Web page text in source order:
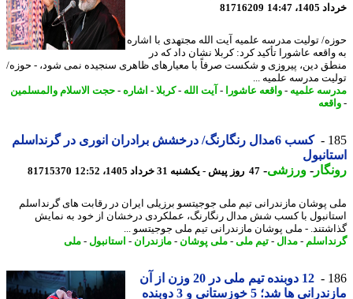
14:47
81716209
تولیت مدرسه علمیه آیت الله مجتهدی با اشاره
عاشورا تأکید کرد: کربلا نشان داد که در
دین، پیروزی و شکست صرفاً با معیارهای ظاهری سنجیده نمی شود، - حوزه/
مدرسه علمیه ...
علمیه-واقعه عاشورا-آیت الله-کربلا- اشاره-حجت الاسلام والمسلمین
کسب 6مدال رنگارنگ/ درخشش برادران انوری در گرنداسلم
-ورزشی-47 روز پیش - یکشنبه 31 خرداد 1405، 12:52 81715370
پوشان مازندرانی تیم ملی جوجیتسو برزیلی ایران در رقابت های گرنداسلم
با کسب شش مدال رنگارنگ، عملکردی درخشان از خود به نمایش
- ملی پوشان مازندرانی تیم ملی جوجیتسو ...
-مدال-تیم ملی -ملی پوشان-مازندران- استانبول-ملی
12 دوبنده تیم ملی در 20 وزن از آن